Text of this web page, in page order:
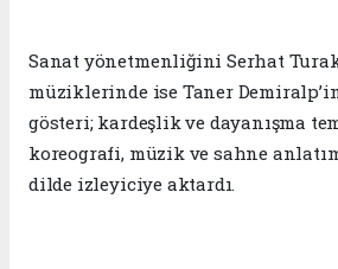
Sanat yönetmenliğini Serhat
müziklerinde ise Taner
gösteri; kardeşlik ve dayanışma
koreografi, müzik ve sahne
dilde izleyiciye aktardı.